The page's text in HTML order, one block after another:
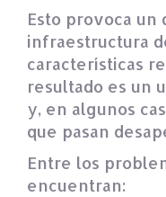
Esto provoca
infraestructura
características
resultado es un
y, en algunos
que pasan
Entre los
encuentran: